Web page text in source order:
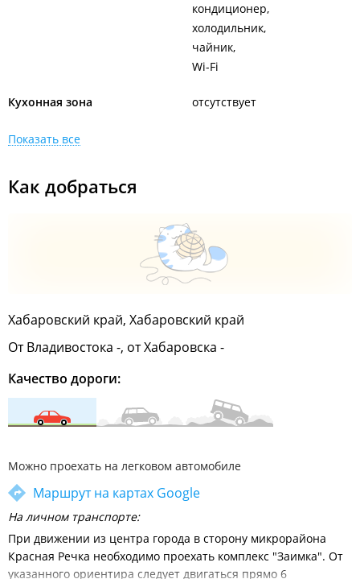
кондиционер
холодильник
чайник
Wi-Fi
Кухонная зона отсутствует
Показать все
Как добраться
Хабаровский край, Хабаровский край
От Владивостока -, от Хабаровска -
Качество дороги:
Можно проехать на легковом автомобиле
Маршрут на картах Google
На личном транспорте:
При движении из центра города в сторону микрорайона
Красная Речка необходимо проехать комплекс "Заимка". От
указанного ориентира следует двигаться прямо 6